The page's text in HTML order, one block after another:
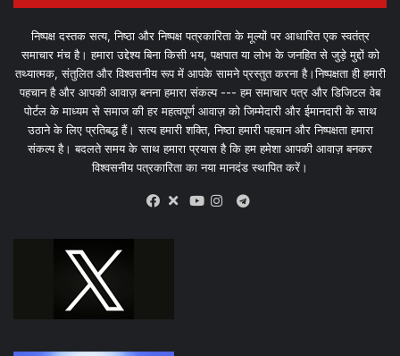
निष्पक्ष दस्तक सत्य, निष्ठा और निष्पक्ष पत्रकारिता के मूल्यों पर आधारित एक स्वतंत्र
समाचार मंच है। हमारा उद्देश्य बिना किसी भय, पक्षपात या लोभ के जनहित से जुड़े मुद्दों को
तथ्यात्मक, संतुलित और विश्वसनीय रूप में आपके सामने प्रस्तुत करना है।निष्पक्षता ही हमारी
पहचान है और आपकी आवाज़ बनना हमारा संकल्प --- हम समाचार पत्र और डिजिटल वेब
पोर्टल के माध्यम से समाज की हर महत्वपूर्ण आवाज़ को जिम्मेदारी और ईमानदारी के साथ
उठाने के लिए प्रतिबद्ध हैं। सत्य हमारी शक्ति, निष्ठा हमारी पहचान और निष्पक्षता हमारा
संकल्प है। बदलते समय के साथ हमारा प्रयास है कि हम हमेशा आपकी आवाज़ बनकर
विश्वसनीय पत्रकारिता का नया मानदंड स्थापित करें।
X
Telegram